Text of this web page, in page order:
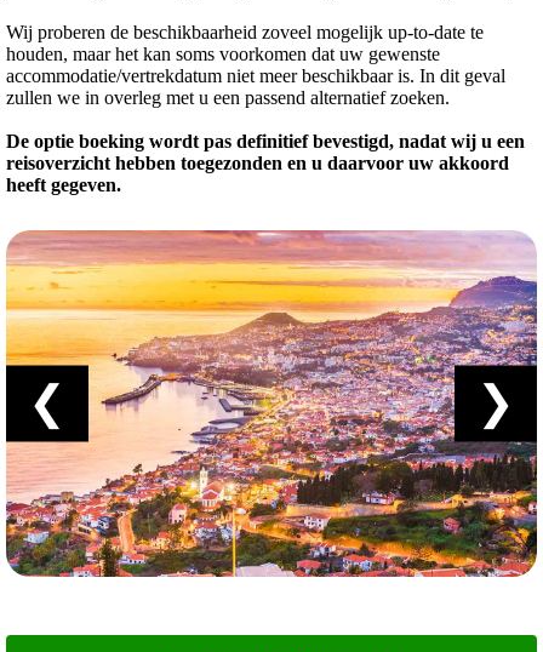
Wij proberen de beschikbaarheid zoveel mogelijk up-to-date te
houden, maar het kan soms voorkomen dat uw gewenste
accommodatie/vertrekdatum niet meer beschikbaar is. In dit geval
zullen we in overleg met u een passend alternatief zoeken.
De optie boeking wordt pas definitief bevestigd, nadat wij u een
reisoverzicht hebben toegezonden en u daarvoor uw akkoord
heeft gegeven.
❮ ❯